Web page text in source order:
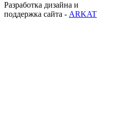
Разработка дизайна и
поддержка сайта - ARKAT